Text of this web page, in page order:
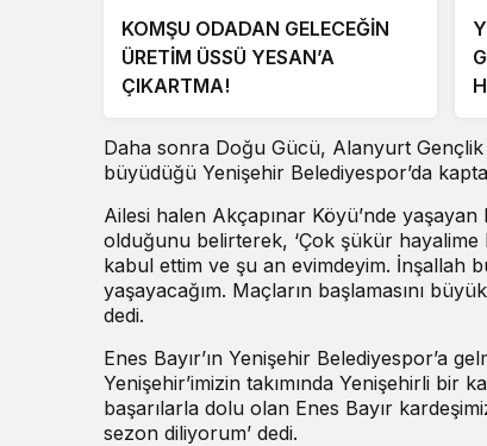
KOMŞU ODADAN GELECEĞİN
ÜRETİM ÜSSÜ YESAN’A
ÇIKARTMA!
Daha sonra Doğu Gücü, Alanyurt
büyüdüğü Yenişehir Belediyespor’da
Ailesi halen Akçapınar Köyü’nde
olduğunu belirterek, ‘Çok şükür
kabul ettim ve şu an evimdeyim. İnşallah
yaşayacağım. Maçların başlamasını
dedi.
Enes Bayır’ın Yenişehir Belediyespor’a
Yenişehir’imizin takımında Yenişehirli
başarılarla dolu olan Enes Bayır
sezon diliyorum’ dedi.